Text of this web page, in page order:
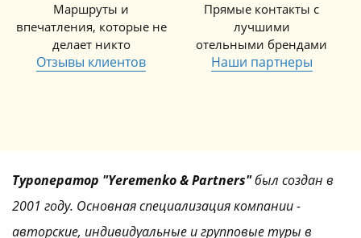
Маршруты и
впечатления, которые не
делает никто
Отзывы клиентов
Прямые контакты с
лучшими
отельными брендами
Наши партнеры
Туроператор "Yeremenko & Partners"был создан в
2001 году. Основная специализация компании -
авторские, индивидуальные и групповые туры в